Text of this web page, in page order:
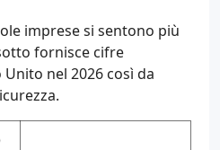
imprese si sentono più
fornisce cifre
nel 2026 così da